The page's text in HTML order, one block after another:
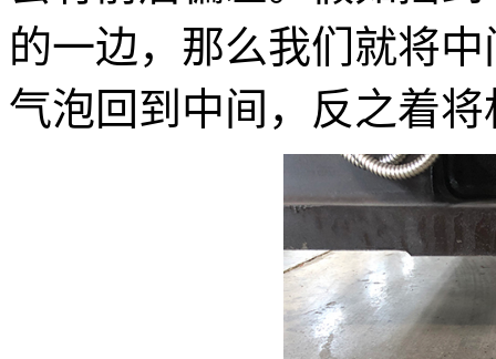
的一边，那么我们就将
气泡回到中间，反之着